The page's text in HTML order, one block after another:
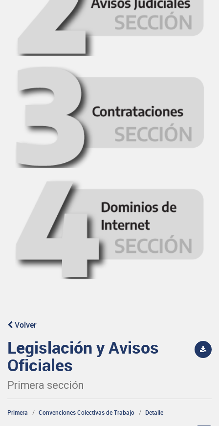
Volver
Legislación y Avisos
Oficiales
Primera sección
Primera Convenciones Colectivas de Trabajo Detalle